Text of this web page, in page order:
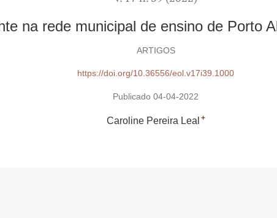
na rede municipal de ensino de Porto
ARTIGOS
https://doi.org/10.36556/eol.v17i39.1000
Publicado 04-04-2022
Caroline Pereira Leal +